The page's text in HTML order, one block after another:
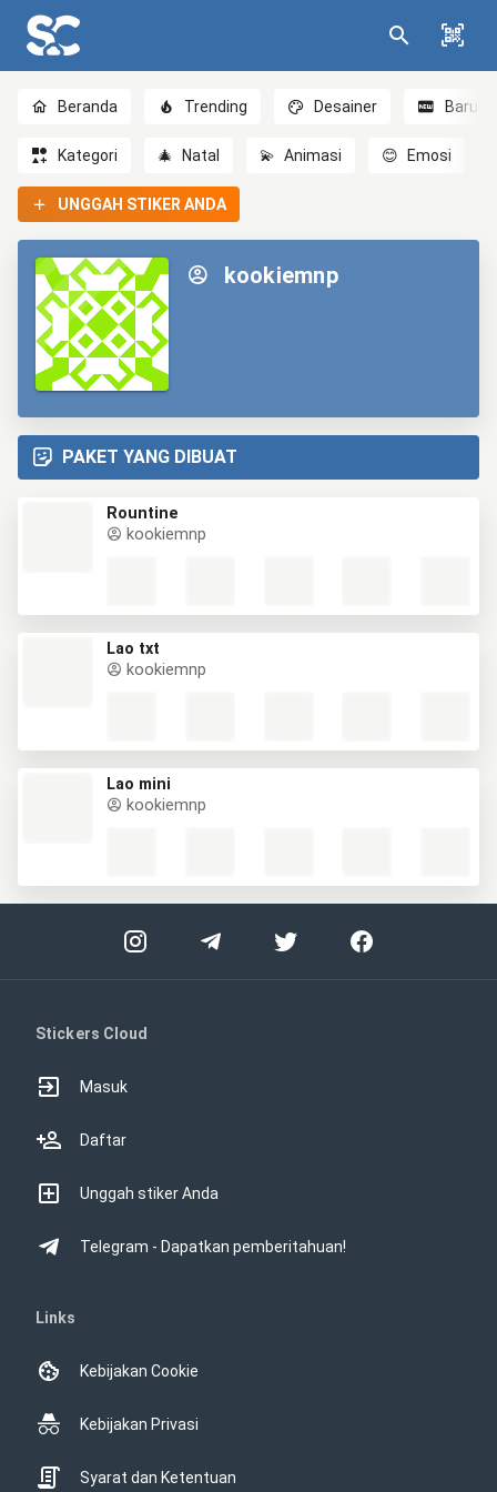
Beranda Trending Desainer Baru
Kategori 🎄 Natal 💫 Animasi 😊 Emosi
UNGGAH STIKER ANDA
kookiemnp
PAKET YANG DIBUAT
Rountine
kookiemnp
Lao txt
kookiemnp
Lao mini
kookiemnp
Stickers Cloud
Masuk
Daftar
Unggah stiker Anda
Telegram - Dapatkan pemberitahuan!
Links
Kebijakan Cookie
Kebijakan Privasi
Syarat dan Ketentuan